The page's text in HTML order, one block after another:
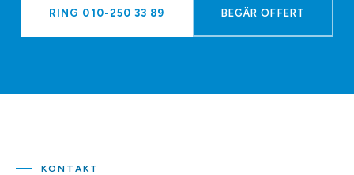
RING 010-250 33 89 BEGÄR OFFERT
KONTAKT